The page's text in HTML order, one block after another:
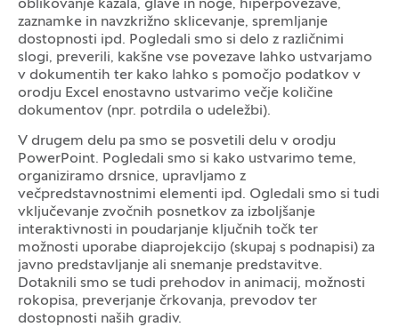
oblikovanje kazala, glave in noge, hiperpovezave,
zaznamke in navzkrižno sklicevanje, spremljanje
dostopnosti ipd. Pogledali smo si delo z različnimi
slogi, preverili, kakšne vse povezave lahko ustvarjamo
v dokumentih ter kako lahko s pomočjo podatkov v
orodju Excel enostavno ustvarimo večje količine
dokumentov (npr. potrdila o udeležbi).
V drugem delu pa smo se posvetili delu v orodju
PowerPoint. Pogledali smo si kako ustvarimo teme,
organiziramo drsnice, upravljamo z
večpredstavnostnimi elementi ipd. Ogledali smo si tudi
vključevanje zvočnih posnetkov za izboljšanje
interaktivnosti in poudarjanje ključnih točk ter
možnosti uporabe diaprojekcijo (skupaj s podnapisi) za
javno predstavljanje ali snemanje predstavitve.
Dotaknili smo se tudi prehodov in animacij, možnosti
rokopisa, preverjanje črkovanja, prevodov ter
dostopnosti naših gradiv.